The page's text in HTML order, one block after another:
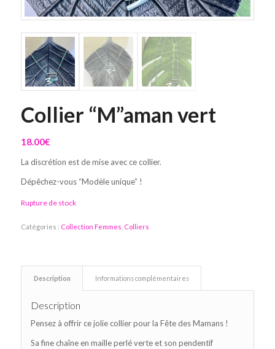
Collier “M”aman vert
18.00€
La discrétion est de mise avec ce collier.
Dépêchez-vous “Modèle unique” !
Rupture de stock
Catégories : Collection Femmes Colliers
Description Informations complémentaires
Description
Pensez à offrir ce jolie collier pour la Fête des Mamans !
Sa fine chaîne en maille perlé verte et son pendentif